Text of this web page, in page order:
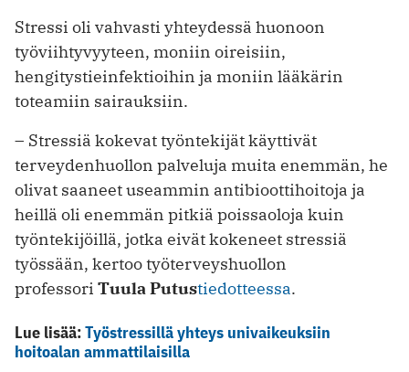
Stressi oli vahvasti yhteydessä huonoon
työviihtyvyyteen, moniin oireisiin,
hengitystieinfektioihin ja moniin lääkärin
toteamiin sairauksiin.
– Stressiä kokevat työntekijät käyttivät
terveydenhuollon palveluja muita enemmän, he
olivat saaneet useammin antibioottihoitoja ja
heillä oli enemmän pitkiä poissaoloja kuin
työntekijöillä, jotka eivät kokeneet stressiä
työssään, kertoo työterveyshuollon
professori Tuula Putustiedotteessa.
Lue lisää:Työstressillä yhteys univaikeuksiin
hoitoalan ammattilaisilla